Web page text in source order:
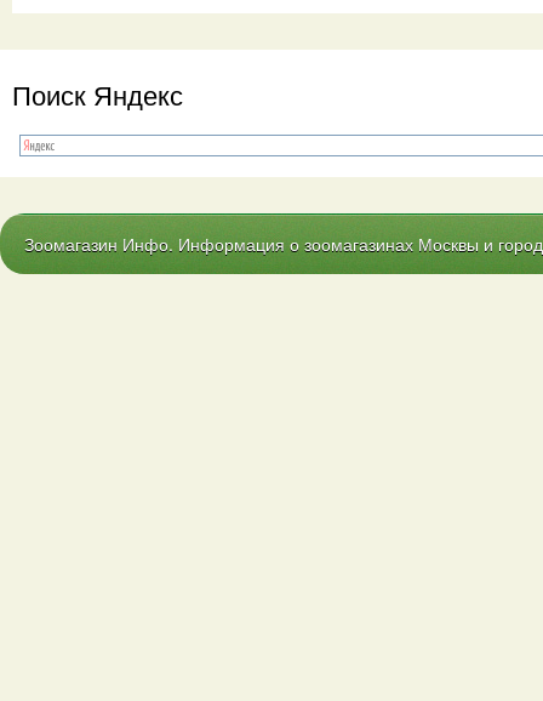
Поиск Яндекс
Зоомагазин Инфо. Информация о зоомагазинах Москвы и